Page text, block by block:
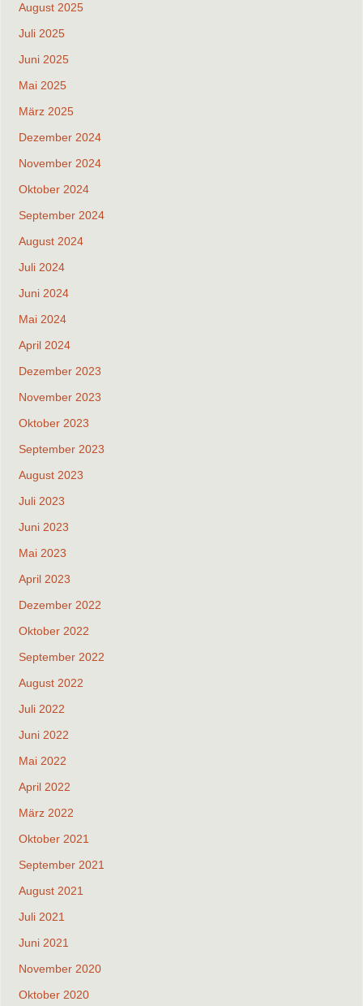
August 2025
Juli 2025
Juni 2025
Mai 2025
März 2025
Dezember 2024
November 2024
Oktober 2024
September 2024
August 2024
Juli 2024
Juni 2024
Mai 2024
April 2024
Dezember 2023
November 2023
Oktober 2023
September 2023
August 2023
Juli 2023
Juni 2023
Mai 2023
April 2023
Dezember 2022
Oktober 2022
September 2022
August 2022
Juli 2022
Juni 2022
Mai 2022
April 2022
März 2022
Oktober 2021
September 2021
August 2021
Juli 2021
Juni 2021
November 2020
Oktober 2020